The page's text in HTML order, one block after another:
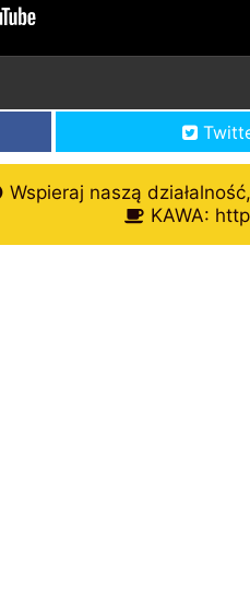
Wspieraj naszą
KAWA: